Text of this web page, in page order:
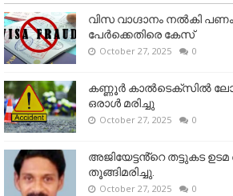
വിസ വാഗ്ദാനം നൽകി പണം
പേർക്കെതിരെ കേസ്
October 27, 2025 0
കണ്ണൂര്‍ കാല്‍ടെക്‌സില്‍
ഒരാള്‍ മരിച്ചു
October 27, 2025 0
അജിയേട്ടൻ്റെ തട്ടുകട
തൂങ്ങിമരിച്ചു.
October 27, 2025 0